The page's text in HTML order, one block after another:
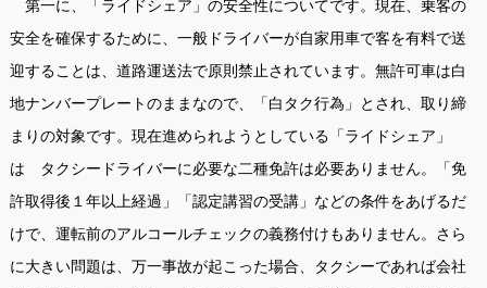
第一に、「ライドシェア」の安全性についてです。現在、乗客の
安全を確保するために、一般ドライバーが自家用車で客を有料で送
迎することは、道路運送法で原則禁止されています。無許可車は白
地ナンバープレートのままなので、「白タク行為」とされ、取り締
まりの対象です。現在進められようとしている「ライドシェア」
は タクシードライバーに必要な二種免許は必要ありません。「免
許取得後１年以上経過」「認定講習の受講」などの条件をあげるだ
けで、運転前のアルコールチェックの義務付けもありません。さら
に大きい問題は、万一事故が起こった場合、タクシーであれば会社